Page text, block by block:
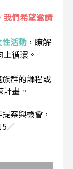
我們希望邀請
性活動 ，瞭解
循環。
群的課程或
畫。
案與機會，
／